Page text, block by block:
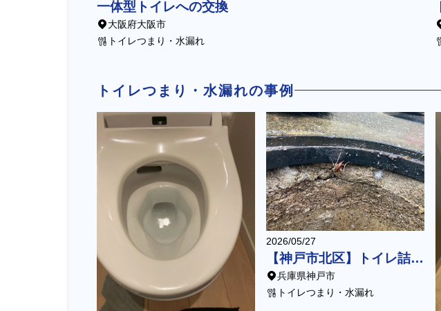
一体型トイレへの交換
大阪府大阪市
トイレつまり・水漏れ
トイレつまり・水漏れの事例
2026/05/27
【神戸市北区】トイレ詰まりによる排水管高圧洗浄
兵庫県神戸市
トイレつまり・水漏れ